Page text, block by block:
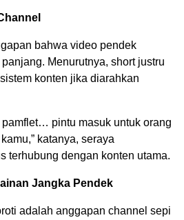
bahwa video pendek
Menurutnya, short justru
konten jika diarahkan
pamflet… pintu masuk untuk orang
katanya, seraya
terhubung dengan konten utama.
Jangka Pendek
adalah anggapan channel sepi